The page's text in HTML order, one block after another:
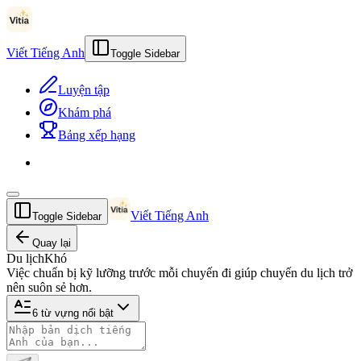
Viết Tiếng Anh Toggle Sidebar
Luyện tập
Khám phá
Bảng xếp hạng
Toggle Sidebar Viết Tiếng Anh
Quay lại
Du lịchKhó
Việc chuẩn bị kỹ lưỡng trước mỗi chuyến đi giúp chuyến du lịch trở
nên suôn sẻ hơn.
6 từ vựng nổi bật